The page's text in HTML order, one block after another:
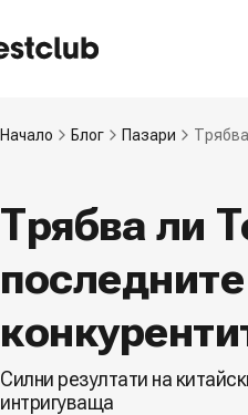
Начало Блог Пазари
Трябва ли
Силни резултати на
интригуваща